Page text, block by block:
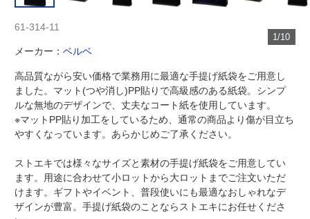
1/10
61-314-11
メーカー：ベルベ
高品質ながら安い価格で業務用に最適な手提げ紙袋をご用意し
ました。マット(つや消し)PP貼りで高級感のある紙袋。シンプ
ルな無地のデザインで、丈夫なコート紙を使用しています。
※マットPP貼り加工をしているため、通常の商品より傷が目立ち
やすくなっています。あらかじめご了承ください。
ストエキでは様々なサイズと素材の手提げ紙袋をご用意してい
ます。用途に合わせて小ロットから大ロットまでご注文いただ
けます。ギフトやイベント、普段使いにも最適なおしゃれなデ
ザインが豊富。手提げ紙袋のことならストエキにお任せくださ